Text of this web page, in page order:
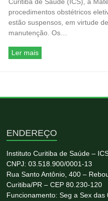
procedimentos obstétricos
estão suspensos, em virtude
manutenção. Os…
Ler mais
ENDEREÇO
Instituto Curitiba de Saúde –
CNPJ: 03.518.900/0001-13
Rua Santo Antônio, 400 –
Curitiba/PR – CEP 80.230-120
Funcionamento: Seg a Sex das